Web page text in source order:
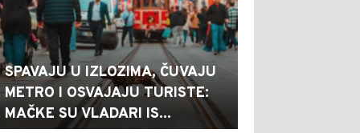
SPAVAJU U IZLOZIMA, ČUVAJU
METRO I OSVAJAJU TURISTE:
MAČKE SU VLADARI IS...